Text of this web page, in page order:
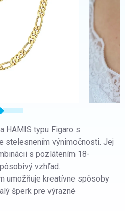
HAMIS typu Figaro s
stelesnením výnimočnosti. Jej
s pozlátením 18-
vzhľad.
umožňuje kreatívne spôsoby
šperk pre výrazné